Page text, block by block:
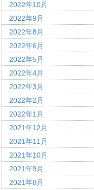
2022年10月
2022年9月
2022年8月
2022年6月
2022年5月
2022年4月
2022年3月
2022年2月
2022年1月
2021年12月
2021年11月
2021年10月
2021年9月
2021年8月